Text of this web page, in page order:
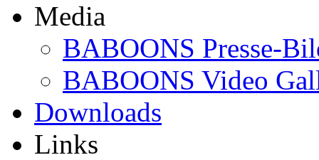
Media
BABOONS Presse-
BABOONS Video
Downloads
Links